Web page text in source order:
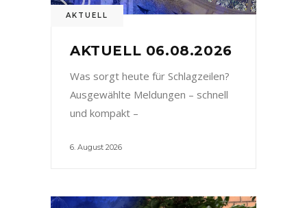
AKTUELL
AKTUELL 06.08.2026
Was sorgt heute für Schlagzeilen?
Ausgewählte Meldungen – schnell
und kompakt –
6. August 2026